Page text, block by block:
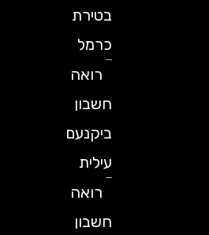
בטירת
כרמל
רואה
חשבון
ביקנעם
עילית
רואה
חשבון